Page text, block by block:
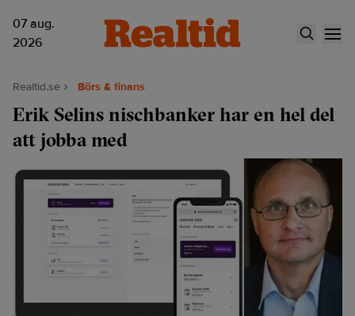
07 aug.
2026
Realtid.se Börs & finans
Erik Selins nischbanker har en hel del
att jobba med